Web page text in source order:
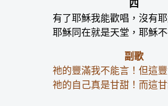
四
有了耶穌我能歡唱，沒有耶
耶穌同在就是天堂，耶穌不
副歌
祂的豐滿我不能言！但這豐
祂的自己真是甘甜！而這甘